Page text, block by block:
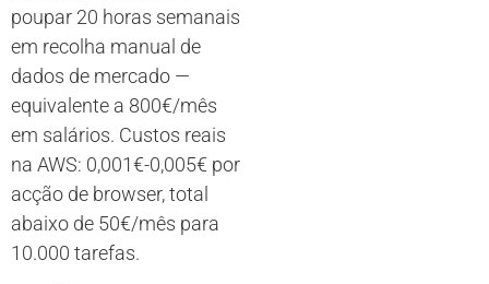
poupar 20 horas semanais
em recolha manual de
dados de mercado —
equivalente a 800€/mês
em salários. Custos reais
na AWS: 0,001€-0,005€ por
acção de browser, total
abaixo de 50€/mês para
10.000 tarefas.